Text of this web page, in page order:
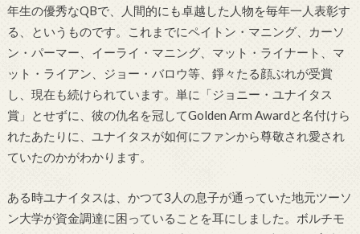
年生の優秀なQBで、人間的にも卓越した人物を毎年一人表彰す
る、というものです。これまでにペイトン・マニング、カーソ
ン・パーマー、イーライ・マニング、マット・ライナート、マ
ット・ライアン、ジョー・バロウ等、錚々たる顔ぶれが受賞
し、現在も続けられています。単に「ジョニー・ユナイタス
賞」とせずに、彼の仇名を冠してGolden Arm Awardと名付けら
れたあたりに、ユナイタスが如何にファンから尊敬され愛され
ていたのかがわかります。
ある時ユナイタスは、かつて3人の息子が通っていた地元ツーソ
ン大学が資金調達に困っていることを耳にしました。ボルチモ